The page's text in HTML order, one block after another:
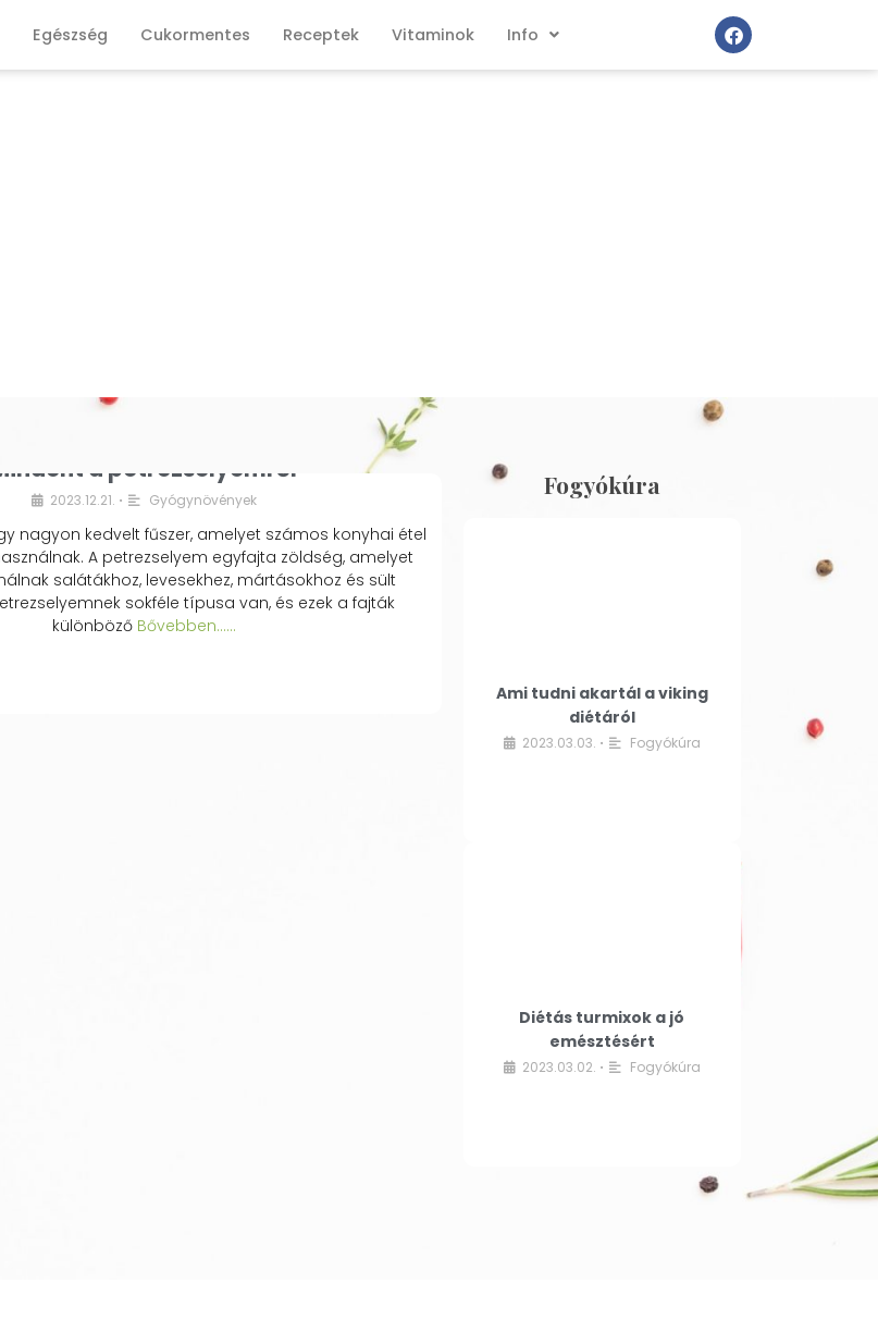
Egészség Cukormentes Receptek Vitaminok Info
a petrezselyemről
2023.12.21. • Gyógynövények
nagyon kedvelt fűszer, amelyet számos konyhai étel
A petrezselyem egyfajta zöldség, amelyet
salátákhoz, levesekhez, mártásokhoz és sült
sokféle típusa van, és ezek a fajták
különbözőBővebben...…
Fogyókúra
Ami tudni akartál a viking
diétáról
2023.03.03. • Fogyókúra
Diétás turmixok a jó
emésztésért
2023.03.02. • Fogyókúra